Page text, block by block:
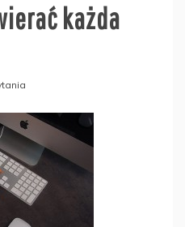
każda